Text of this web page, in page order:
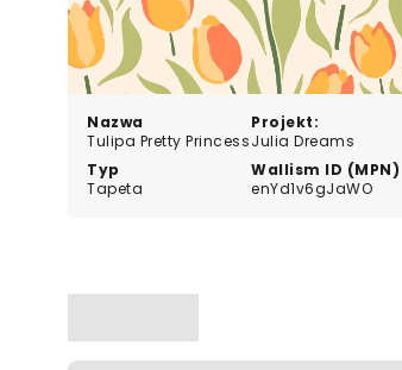
Nazwa
Tulipa Pretty Princess
Projekt:
Julia Dreams
Typ
Tapeta
Wallism ID (MPN)
enYd1v6gJaWO